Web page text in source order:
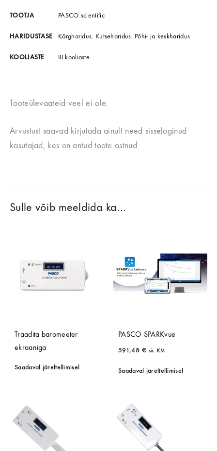
TOOTJA PASCO scientific
HARIDUSTASE Kõrgharidus, Kutseharidus, Põhi- ja keskharidus
KOOLIASTE III kooliaste
Tooteülevaateid veel ei ole.
Arvustust saavad kirjutada ainult need sisseloginud
kasutajad, kes on antud toote ostnud.
Sulle võib meeldida ka…
Traadita baromeeter
ekraaniga
Saadaval järeltellimisel
PASCO SPARKvue
591,48€ sis. KM
Saadaval järeltellimisel